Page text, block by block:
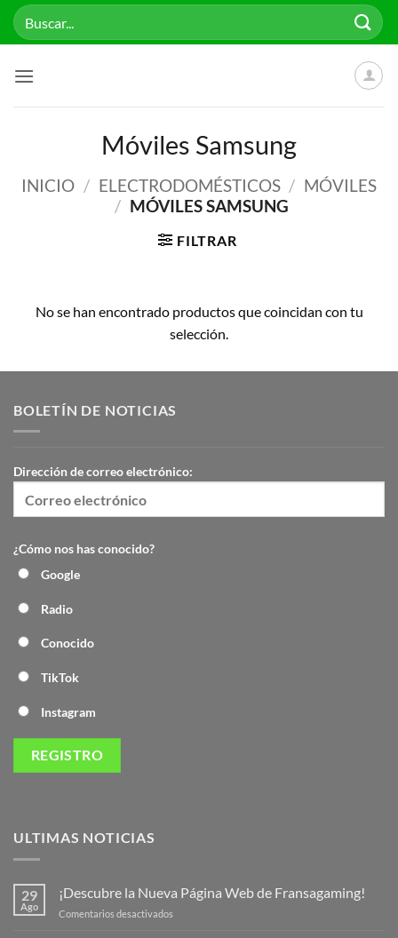
Saltar
Buscar
por:
Móviles Samsung
INICIO / ELECTRODOMÉSTICOS / MÓVILES
/ MÓVILES SAMSUNG
FILTRAR
No se han encontrado productos que coincidan con tu
selección.
BOLETÍN DE NOTICIAS
Dirección de correo electrónico:
¿Cómo nos has conocido?
Google
Radio
Conocido
TikTok
Instagram
ULTIMAS NOTICIAS
29
Ago
¡Descubre la Nueva Página Web de Fransagaming!
Comentarios desactivados